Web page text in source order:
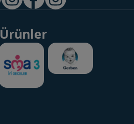
Ürünler